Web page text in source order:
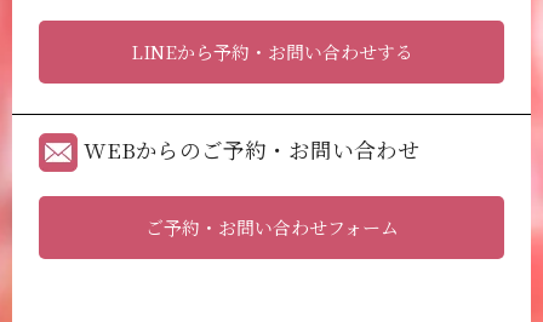
LINEから予約・お問い合わせする
WEBからのご予約・お問い合わせ
ご予約・お問い合わせフォーム